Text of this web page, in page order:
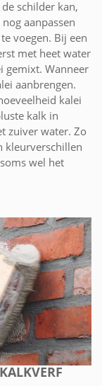
schilder kan,
aanpassen
voegen. Bij een
met heet water
gemixt. Wanneer
aanbrengen.
kalei
kalk in
zuiver water. Zo
kleurverschillen
wel het